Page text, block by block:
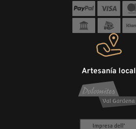
Artesanía local